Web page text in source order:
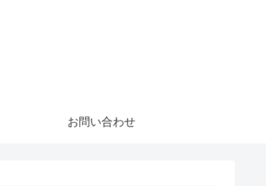
お問い合わせ